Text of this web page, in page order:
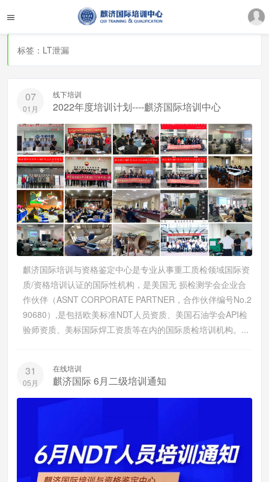
标签：LT泄漏
07
01月
线下培训
2022年度培训计划----麒济国际培训中心
麒济国际培训与资格鉴定中心是专业从事重工质检领域国际资
质/资格培训认证的国际性机构，是美国无 损检测学会企业合
作伙伴（ASNT CORPORATE PARTNER，合作伙伴编号No.2
90680）,是包括欧美标准NDT人员资质、美国石油学会API检
验师资质、美标国际焊工资质等在内的国际质检培训机构。...
31
05月
在线培训
麒济国际 6月二级培训通知